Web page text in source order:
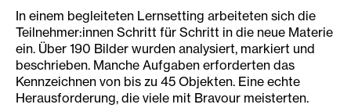
In einem begleiteten Lernsetting arbeiteten sich die
Teilnehmer:innen Schritt für Schritt in die neue Materie
ein. Über 190 Bilder wurden analysiert, markiert und
beschrieben. Manche Aufgaben erforderten das
Kennzeichnen von bis zu 45 Objekten. Eine echte
Herausforderung, die viele mit Bravour meisterten.